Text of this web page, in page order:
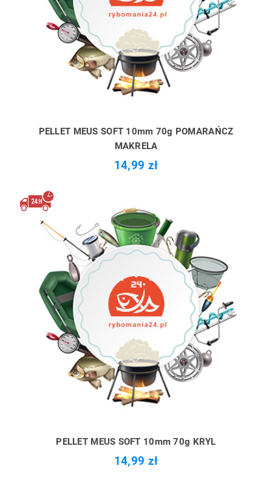
PELLET MEUS SOFT 10mm 70g POMARAŃCZ
MAKRELA
14,99 zł
PELLET MEUS SOFT 10mm 70g KRYL
14,99 zł